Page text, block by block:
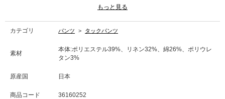
もっと見る
カテゴリ パンツ > タックパンツ
素材
本体:ポリエステル39%、リネン32%、綿26%、ポリウレ
タン3%
原産国 日本
商品コード 36160252